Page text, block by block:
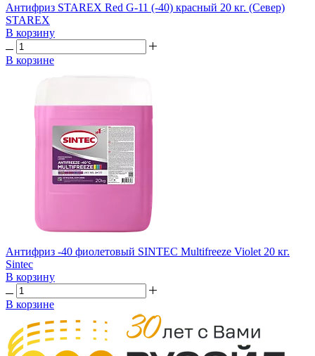
Антифриз STAREX Red G-11 (-40) красный 20 кг. (Север)
STAREX
В корзину
В корзине
Антифриз -40 фиолетовый SINTEC Multifreeze Violet 20 кг.
Sintec
В корзину
В корзине